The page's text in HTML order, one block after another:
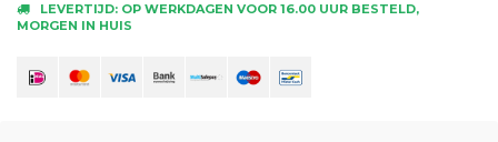
LEVERTIJD: OP WERKDAGEN VOOR 16.00 UUR BESTELD,
MORGEN IN HUIS